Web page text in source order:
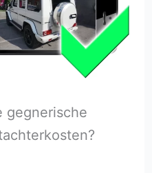
gegnerische